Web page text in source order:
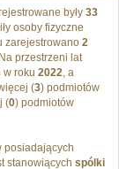
były 33
osoby fizyczne
zarejestrowano 2
przestrzeni lat
w roku 2022, a
(3) podmiotów
(0) podmiotów
posiadających
stanowiących spólki